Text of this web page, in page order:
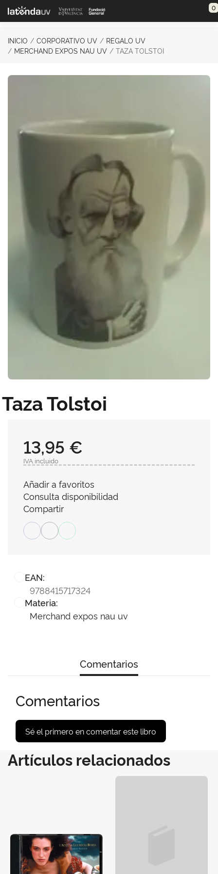
Saltar al contenido principal 0
INICIO CORPORATIVO UV
REGALO UV
MERCHAND EXPOS NAU UV
TAZA TOLSTOI
Taza Tolstoi
EAN:
9788415717324
Materia:
Merchand expos nau uv
13,95 €
IVA incluido
Añadir a favoritos
Consulta disponibilidad
Compartir
Comentarios
Comentarios
Sé el primero en comentar este libro
Artículos relacionados